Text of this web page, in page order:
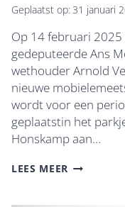
Geplaatst op:31 januari
Op 14 februari
gedeputeerde Ans
wethouder Arnold
nieuwe
wordt voor een
geplaatstin het
Honskamp aan…
LEES MEER HET